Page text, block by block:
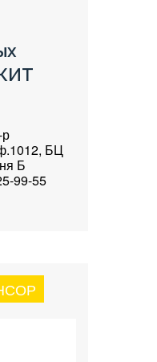
БЦ
Б
99-55